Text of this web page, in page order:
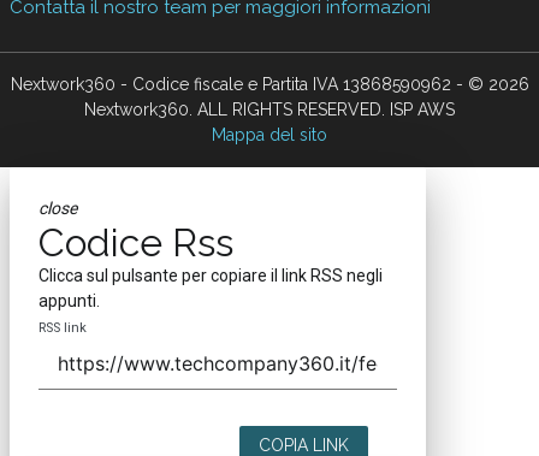
Contatta il nostro team per maggiori informazioni
Nextwork360 - Codice fiscale e Partita IVA 13868590962 - © 2026
Nextwork360. ALL RIGHTS RESERVED. ISP AWS
Mappa del sito
close
Codice Rss
Clicca sul pulsante per copiare il link RSS negli
appunti.
RSS link
COPIA LINK